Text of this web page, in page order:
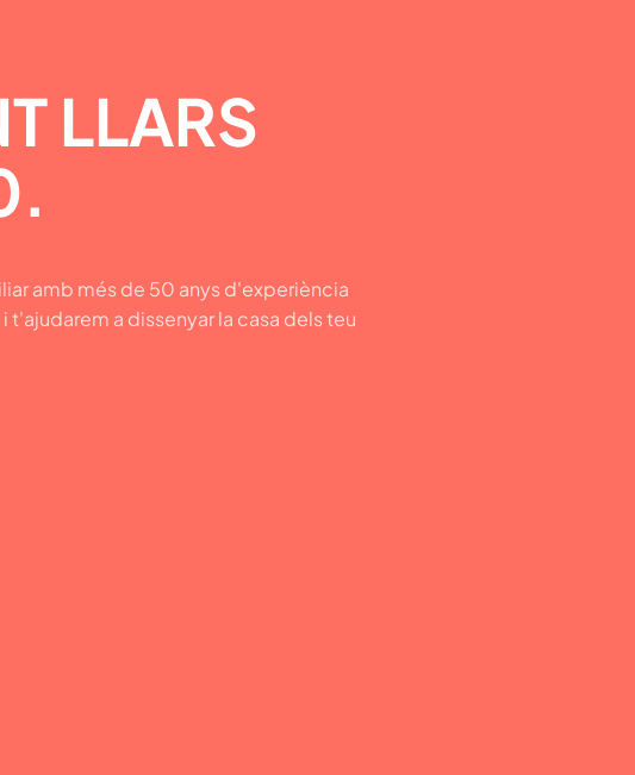
LLARS
amb més de 50 anys d'experiència
t'ajudarem a dissenyar la casa dels teu